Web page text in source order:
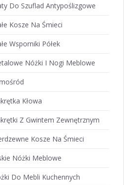
Do Szuflad Antypoślizgowe
Kosze Na Śmieci
Wsporniki Półek
Nóżki I Nogi Meblowe
Kłowa
Z Gwintem Zewnętrznym
Kosze Na Śmieci
Nóżki Meblowe
Do Mebli Kuchennych